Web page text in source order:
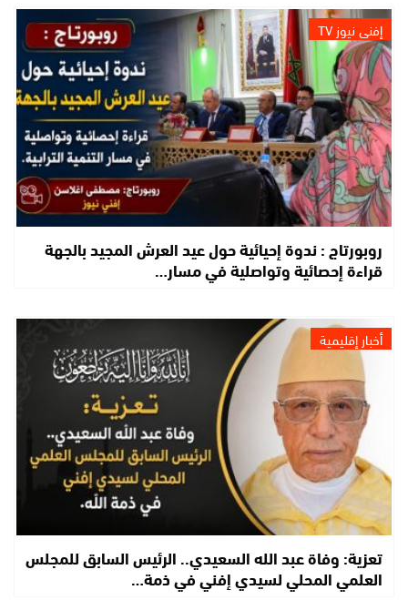
إفني نيوز TV
روبورتاج : ندوة إحيائية حول عيد العرش المجيد بالجهة
قراءة إحصائية وتواصلية في مسار…
أخبار إقليمية
تعزية: وفاة عبد الله السعيدي.. الرئيس السابق للمجلس
العلمي المحلي لسيدي إفني في ذمة…